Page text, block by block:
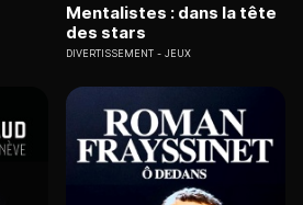
Mentalistes : dans la tête
des stars
DIVERTISSEMENT JEUX